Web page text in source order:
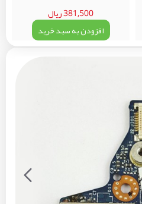
381,500 ریال
افزودن به سبد خرید